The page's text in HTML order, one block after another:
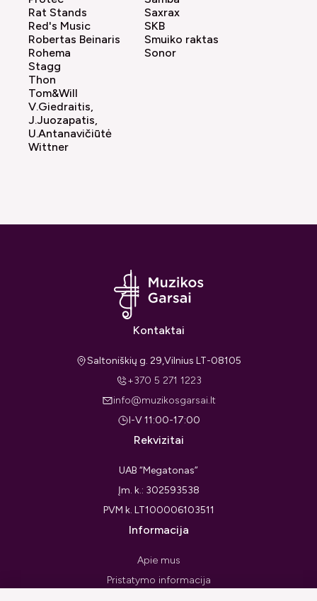
Rat Stands
Red's Music
Robertas Beinaris
Rohema
Saxrax
SKB
Smuiko raktas
Sonor
Stagg
Thon
Tom&Will
V.Giedraitis,
J.Juozapatis,
U.Antanavičiūtė
Wittner
Kontaktai
Saltoniškių g. 29,Vilnius LT-08105
+370 5 271 1223
info@muzikosgarsai.lt
I-V 11:00-17:00
Rekvizitai
UAB “Megatonas”
Įm. k.: 302593538
PVM k. LT100006103511
Informacija
Apie mus
Pristatymo informacija